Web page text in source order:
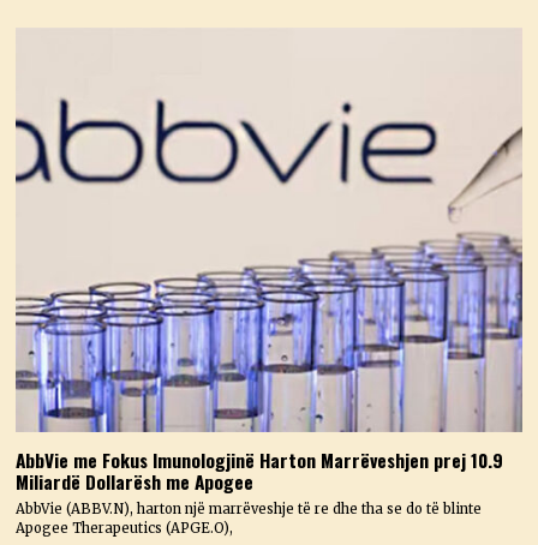
AbbVie me Fokus Imunologjinë Harton Marrëveshjen prej 10.9
Miliardë Dollarësh me Apogee
AbbVie (ABBV.N), harton një marrëveshje të re dhe tha se do të blinte
Apogee Therapeutics (APGE.O),